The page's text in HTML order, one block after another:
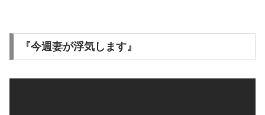
『今週妻が浮気します』